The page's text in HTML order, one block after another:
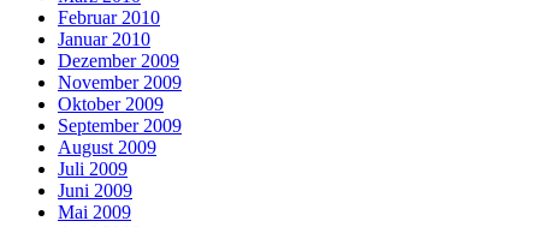
Februar 2010
Januar 2010
Dezember 2009
November 2009
Oktober 2009
September 2009
August 2009
Juli 2009
Juni 2009
Mai 2009